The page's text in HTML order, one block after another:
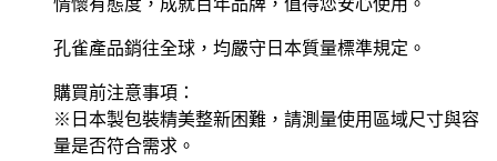
孔雀產品銷往全球，均嚴守日本質量標準規定。
購買前注意事項：
※日本製包裝精美整新困難，請測量使用區域尺寸與容
量是否符合需求。